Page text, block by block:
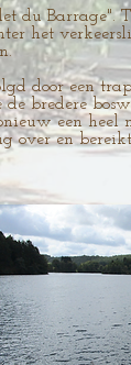
Barrage".
het
door een
bredere
een
over en